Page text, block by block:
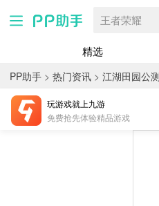
王者荣耀
精选
PP助手 > 热门资讯 > 江湖田园公
玩游戏就上九游
免费抢先体验精品游戏